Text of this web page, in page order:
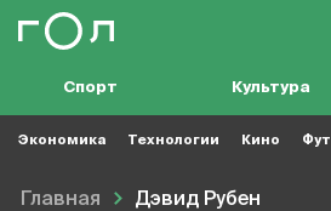
Спорт Культура
Экономика Технологии Кино
Главная Дэвид Рубен